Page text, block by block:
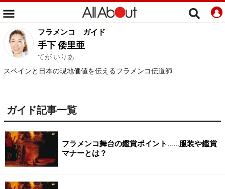
フラメンコ ガイド
手下 倭里亜
てが いりあ
スペインと日本の現地価値を伝えるフラメンコ伝道師
ガイド記事一覧
フラメンコ舞台の鑑賞ポイント……服装や鑑賞
マナーとは？